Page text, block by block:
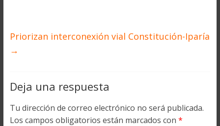
Priorizan interconexión vial Constitución-Iparía
→
Deja una respuesta
Tu dirección de correo electrónico no será publicada.
Los campos obligatorios están marcados con *